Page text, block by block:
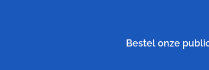
Bestel onze